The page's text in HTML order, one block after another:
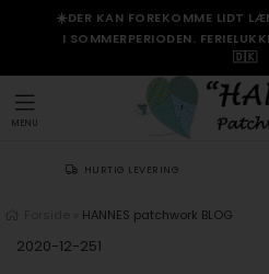
☀️DER KAN FOREKOMME LIDT
I SOMMERPERIODEN.
🇩🇰
MENU
HURTIG LEVERING
HANNES patchwork BLOG
2020-12-251